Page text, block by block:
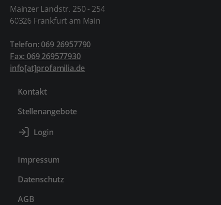
Mainzer Landstr. 250 - 254
60326 Frankfurt am Main
Telefon: 069 26957790
Fax: 069 269577930
info[at]profamilia.de
Kontakt
Stellenangebote
Impressum
Datenschutz
AGB